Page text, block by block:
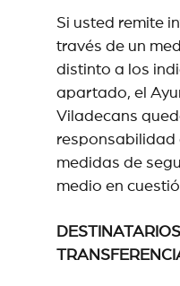
Si usted remite
través de un
distinto a los
apartado, el
Viladecans
responsabilidad
medidas de
medio en